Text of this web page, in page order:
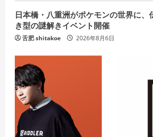
日本橋・八重洲がポケモンの世界に、
き型の謎解きイベント開催
舌肥 shitakoe 2026年8月6日